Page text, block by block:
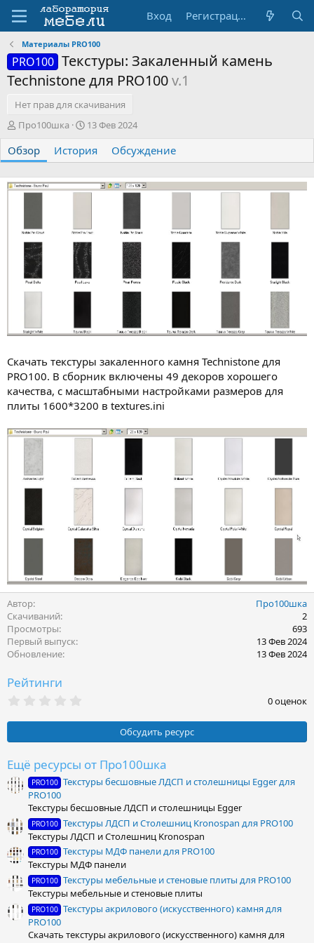
Вход Регистрация
Материалы PRO100
PRO100 Текстуры: Закаленный камень
Technistone для PRO100v.1
Нет прав для скачивания
А
т
о
р
Про100шка
Д
т
а
с
о
н
и
я
13 Фев 2024
Обзор История Обсуждение
Скачать текстуры закаленного камня Technistone для
PRO100. В сборник включены 49 декоров хорошего
качества, с масштабными настройками размеров для
плиты 1600*3200 в textures.ini
Автор
Про100шка
Скачиваний
2
Просмотры
693
Первый выпуск
13 Фев 2024
Обновление
13 Фев 2024
Рейтинги
0
з
ё
з
д
0 оценок
Обсудить ресурс
Ещё ресурсы от Про100шка
PRO100 Текстуры бесшовные ЛДСП и столешницы Egger для
PRO100
Текстуры бесшовные ЛДСП и столешницы Egger
PRO100 Текстуры ЛДСП и Столешниц Kronospan для PRO100
Текстуры ЛДСП и Столешниц Kronospan
PRO100 Текстуры МДФ панели для PRO100
Текстуры МДФ панели
PRO100 Текстуры мебельные и стеновые плиты для PRO100
Текстуры мебельные и стеновые плиты
PRO100 Текстуры акрилового (искусственного) камня для
PRO100
Скачать текстуры акрилового (искусственного) камня для